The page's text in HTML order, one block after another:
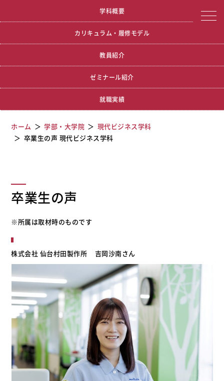
卒業生の声 現代ビジネス学科
学科概要
カリキュラム・履修モデル
教員紹介
ゼミナール紹介
就職実績
ホーム 学部・大学院
現代ビジネス学科
卒業生の声 現代ビジネス学科
卒業生の声
※所属は取材時のものです
株式会社 仙台村田製作所 吉岡沙南さん